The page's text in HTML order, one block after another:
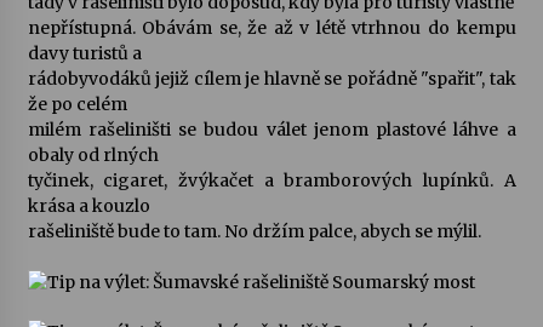
nepřístupná. Obávám se, že až v létě vtrhnou do kempu
davy turistů a
rádobyvodáků jejiž cílem je hlavně se pořádně "spařit", tak
že po celém
milém rašeliništi se budou válet jenom plastové láhve a
obaly od rlných
tyčinek, cigaret, žvýkačet a bramborových lupínků. A
krása a kouzlo
rašeliniště bude to tam. No držím palce, abych se mýlil.